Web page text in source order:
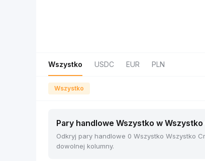
Wszystko USDC EUR PLN
Wszystko
Pary handlowe Wszystko w Wszystko
Odkryj pary handlowe 0 Wszystko Wszystko
dowolnej kolumny.